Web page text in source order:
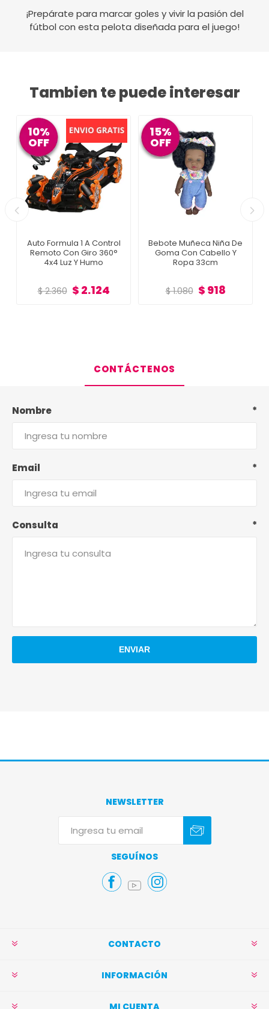
¡Prepárate para marcar goles y vivir la pasión del
fútbol con esta pelota diseñada para el juego!
Tambien te puede interesar
10%
OFF
Auto Formula 1 A Control
Remoto Con Giro 360°
4x4 Luz Y Humo
$ 2.360 $ 2.124
15%
OFF
Bebote Muñeca Niña De
Goma Con Cabello Y
Ropa 33cm
$ 1.080 $ 918
CONTÁCTENOS
Nombre *
Email *
Consulta *
NEWSLETTER
SEGUÍNOS
CONTACTO
INFORMACIÓN
MI CUENTA